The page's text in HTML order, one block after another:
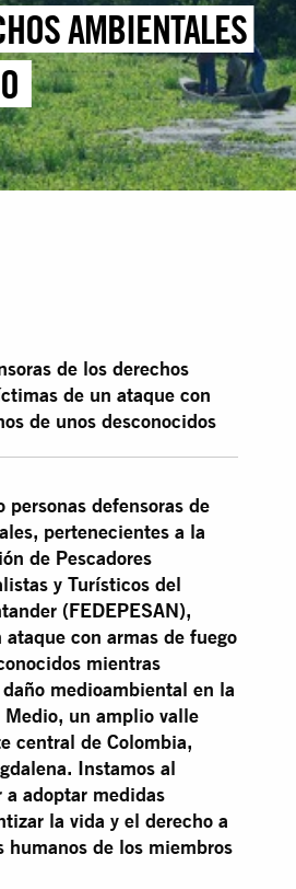
AMBIENTALES
de los derechos
de un ataque con
de unos desconocidos
defensoras de
pertenecientes a la
de Pescadores
y Turísticos del
(FEDEPESAN),
con armas de fuego
mientras
medioambiental en la
un amplio valle
central de Colombia,
Instamos al
adoptar medidas
la vida y el derecho a
humanos de los miembros